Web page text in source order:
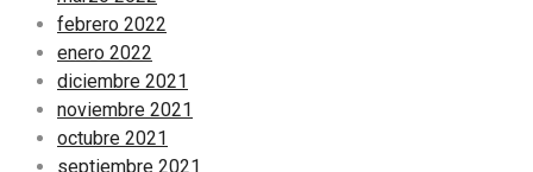
febrero 2022
enero 2022
diciembre 2021
noviembre 2021
octubre 2021
septiembre 2021